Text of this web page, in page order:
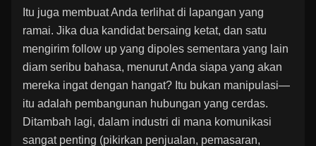
Itu juga membuat Anda terlihat di lapangan yang
ramai. Jika dua kandidat bersaing ketat, dan satu
mengirim follow up yang dipoles sementara yang lain
diam seribu bahasa, menurut Anda siapa yang akan
mereka ingat dengan hangat? Itu bukan manipulasi—
itu adalah pembangunan hubungan yang cerdas.
Ditambah lagi, dalam industri di mana komunikasi
sangat penting (pikirkan penjualan, pemasaran,